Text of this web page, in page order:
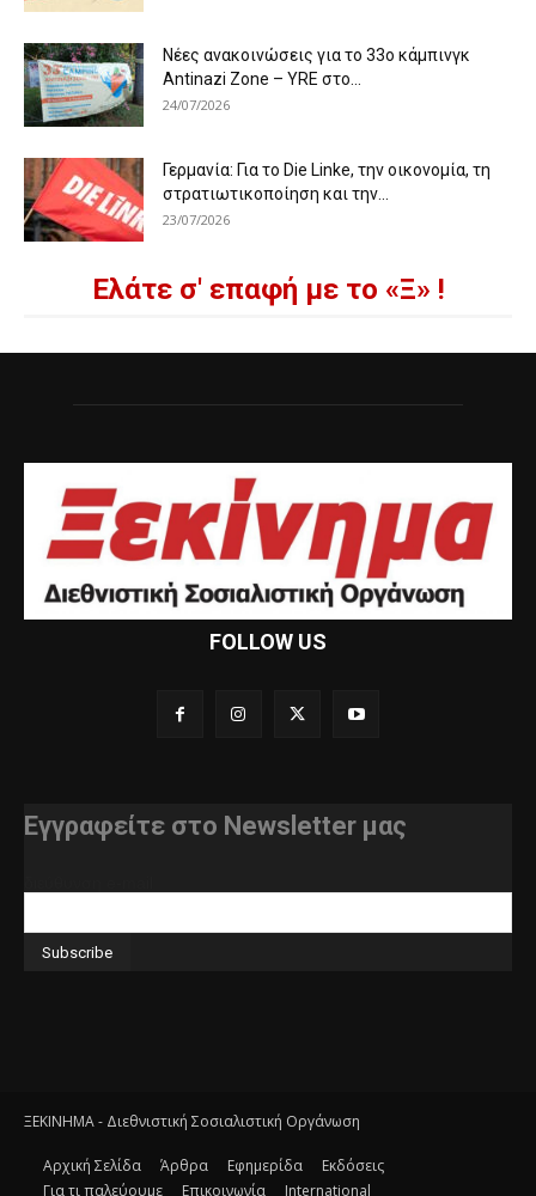
Νέες ανακοινώσεις για το 33ο κάμπινγκ
Antinazi Zone – YRE στο...
24/07/2026
Γερμανία: Για το Die Linke, την οικονομία, τη
στρατιωτικοποίηση και την...
23/07/2026
Ελάτε σ' επαφή με το «Ξ» !
FOLLOW US
Εγγραφείτε στο Newsletter μας
ΞΕΚΙΝΗΜΑ - Διεθνιστική Σοσιαλιστική Οργάνωση
Αρχική Σελίδα Άρθρα Εφημερίδα
Εκδόσεις
Για τι παλεύουμε
Επικοινωνία International